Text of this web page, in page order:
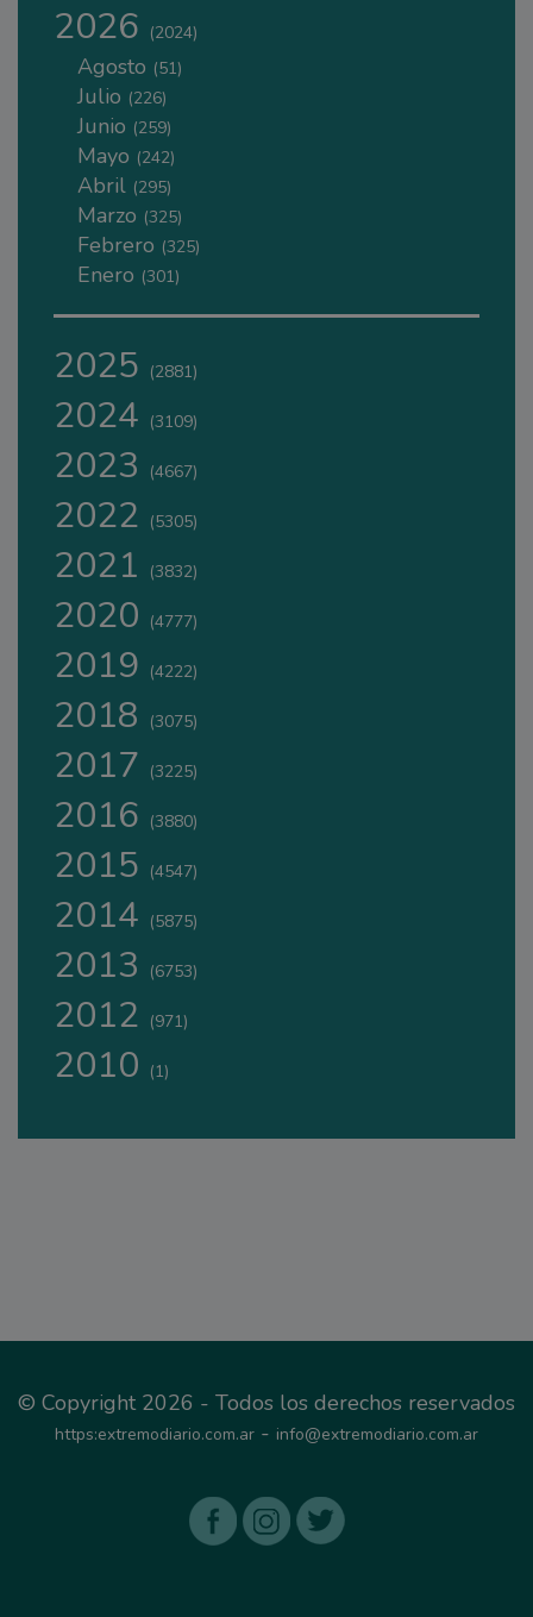
2026 (2024)
Agosto (51)
Julio (226)
Junio (259)
Mayo (242)
Abril (295)
Marzo (325)
Febrero (325)
Enero (301)
2025 (2881)
2024 (3109)
2023 (4667)
2022 (5305)
2021 (3832)
2020 (4777)
2019 (4222)
2018 (3075)
2017 (3225)
2016 (3880)
2015 (4547)
2014 (5875)
2013 (6753)
2012 (971)
2010 (1)
© Copyright 2026 - Todos los derechos reservados
https:extremodiario.com.ar - info@extremodiario.com.ar